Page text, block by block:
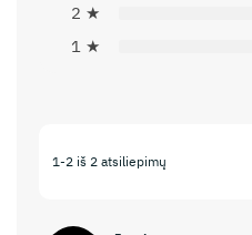
2 ★
1 ★
1-2 iš 2 atsiliepimų